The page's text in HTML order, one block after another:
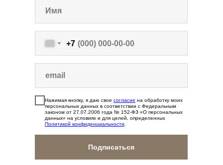
+7
Нажимая кнопку, я даю свое согласие на обработку моих
персональных данных в соответствии с Федеральным
законом от 27.07.2006 года № 152-ФЗ «О персональных
данных» на условиях и для целей, определенных
Политикой конфиденциальности.
Подписаться